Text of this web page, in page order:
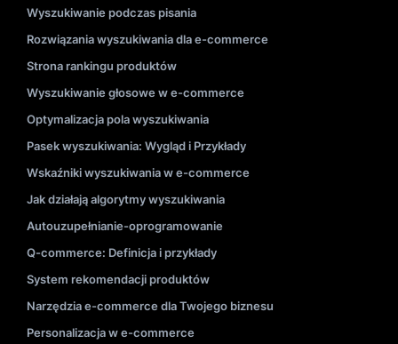
Wyszukiwanie podczas pisania
Rozwiązania wyszukiwania dla e-commerce
Strona rankingu produktów
Wyszukiwanie głosowe w e-commerce
Optymalizacja pola wyszukiwania
Pasek wyszukiwania: Wygląd i Przykłady
Wskaźniki wyszukiwania w e-commerce
Jak działają algorytmy wyszukiwania
Autouzupełnianie-oprogramowanie
Q-commerce: Definicja i przykłady
System rekomendacji produktów
Narzędzia e-commerce dla Twojego biznesu
Personalizacja w e-commerce